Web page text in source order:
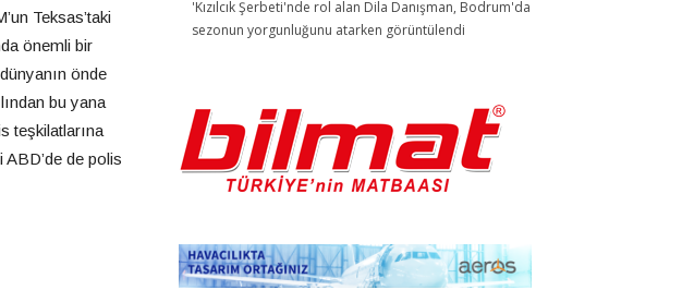
Teksas’taki
önemli bir
önde
bu yana
teşkilatlarına
ABD’de de polis
'Kızılcık Şerbeti'nde rol alan Dila Danışman, Bodrum'da
sezonun yorgunluğunu atarken görüntülendi